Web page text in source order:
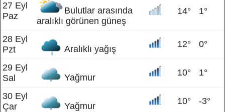
27 Eyl
Paz
Bulutlar arasında
aralıklı görünen güneş
14° 1°
28 Eyl
Pzt
Aralıklı yağış 12° 0°
29 Eyl
Sal
Yağmur 10° 1°
30 Eyl
Çar
Yağmur 10° -3°